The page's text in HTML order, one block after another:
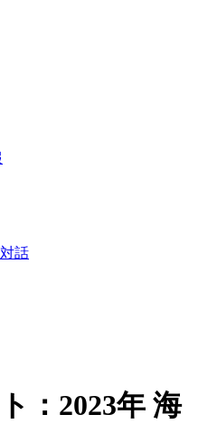
話
：2023年 海